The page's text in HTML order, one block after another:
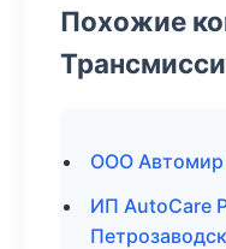
Похожие
ООО
ИП AutoCare
Петрозаводск